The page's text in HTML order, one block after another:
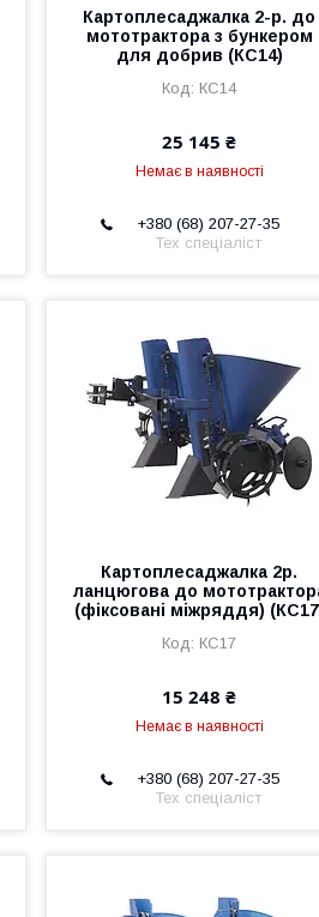
Картоплесаджалка 2-р. до
мототрактора з бункером
для добрив (КС14)
КС14
25 145 ₴
Немає в наявності
+380 (68) 207-27-35
Тех спеціаліст
Картоплесаджалка 2р.
ланцюгова до
(фіксовані міжряддя)
КС17
15 248 ₴
Немає в наявності
+380 (68) 207-27-35
Тех спеціаліст